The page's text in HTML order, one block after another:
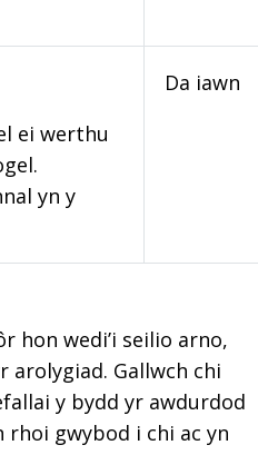
ei werthu
yn y
Da iawn
hon wedi’i seilio arno,
arolygiad. Gallwch chi
y bydd yr awdurdod
rhoi gwybod i chi ac yn